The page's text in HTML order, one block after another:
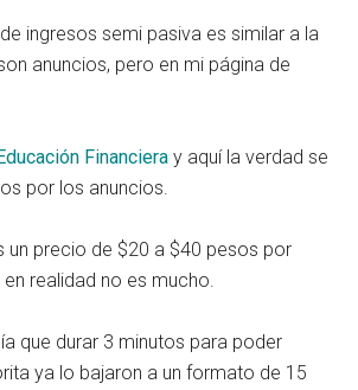
ingresos semi pasiva es similar a la
anuncios, pero en mi página de
Financiera y aquí la verdad se
por los anuncios.
un precio de $20 a $40 pesos por
realidad no es mucho.
que durar 3 minutos para poder
ya lo bajaron a un formato de 15